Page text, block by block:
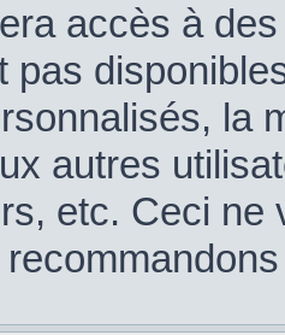
accès à
pas
la
autres
etc. Ceci